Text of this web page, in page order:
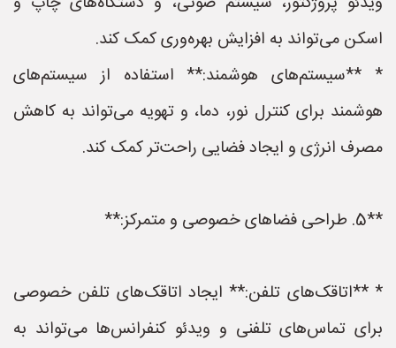
اسکن می‌تواند به افزایش بهره‌وری کمک کند.
* **سیستم‌های هوشمند:** استفاده از سیستم‌های
هوشمند برای کنترل نور، دما، و تهویه می‌تواند به کاهش
مصرف انرژی و ایجاد فضایی راحت‌تر کمک کند.
**5. طراحی فضاهای خصوصی و متمرکز:**
* **اتاقک‌های تلفن:** ایجاد اتاقک‌های تلفن خصوصی
برای تماس‌های تلفنی و ویدئو کنفرانس‌ها می‌تواند به